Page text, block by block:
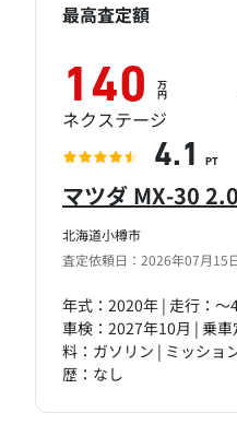
北海道小樽市
査定依頼日：2026年07月15
マツダ MX-30
年式：2020年 | 走行：
車検：2027年10月 | 乗
料：ガソリン | ミッショ
歴：なし
最高査定額
140 万
円
ネクステージ
4.1 PT